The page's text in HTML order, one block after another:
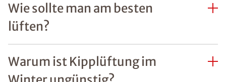
Wie sollte man am besten
lüften?
Warum ist Kipplüftung im